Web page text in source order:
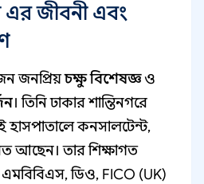
এর জীবনী এবং
জনপ্রিয়চক্ষু বিশেষজ্ঞও
। তিনি ঢাকার শান্তিনগরে
হাসপাতালে কনসালটেন্ট,
আছেন। তার শিক্ষাগত
এমবিবিএস, ডিও, FICO (UK)